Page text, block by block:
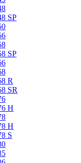
SP
SP
R
SR
H
H
S